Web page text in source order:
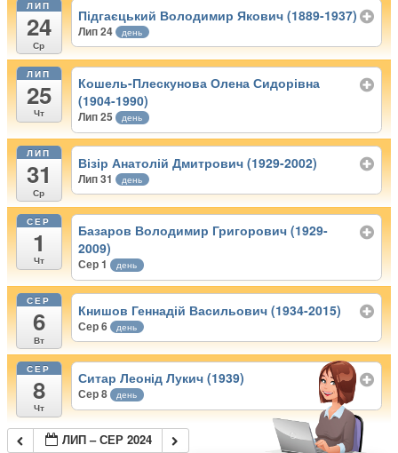
ЛИП
24
Ср
Підгаєцький Володимир Якович (1889-1937)
Лип 24 день
ЛИП
25
Чт
Кошель-Плескунова Олена Сидорівна
(1904-1990)
Лип 25 день
ЛИП
31
Ср
Візір Анатолій Дмитрович (1929-2002)
Лип 31 день
СЕР
1
Чт
Базаров Володимир Григорович (1929-
2009)
Сер 1 день
СЕР
6
Вт
Книшов Геннадій Васильович (1934-2015)
Сер 6 день
СЕР
8
Чт
Ситар Леонід Лукич (1939)
Сер 8 день
ЛИП – СЕР 2024